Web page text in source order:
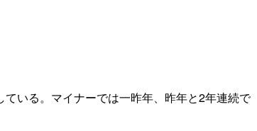
いる。マイナーでは一昨年、昨年と2年連続で